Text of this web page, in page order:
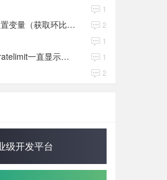
1
IIOT 的设备参数预警可否设置变量（获取环比数值） 2
1
pom.xml中的blade-starter-ratelimit一直显示红色 1
2
级开发平台